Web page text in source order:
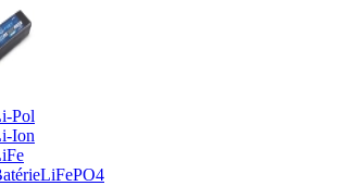
Pol
Ion